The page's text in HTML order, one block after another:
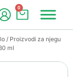
0
/ Proizvodi za njegu
ml